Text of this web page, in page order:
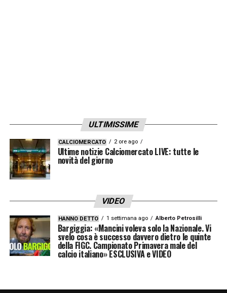
ULTIMISSIME
CALCIOMERCATO 2 ore ago
Ultime notizie Calciomercato LIVE: tutte le
novità del giorno
VIDEO
HANNO DETTO 1 settimana ago Alberto Petrosilli
Bargiggia: «Mancini voleva solo la Nazionale. Vi
svelo cosa è successo davvero dietro le quinte
della FIGC. Campionato Primavera male del
calcio italiano» ESCLUSIVA e VIDEO